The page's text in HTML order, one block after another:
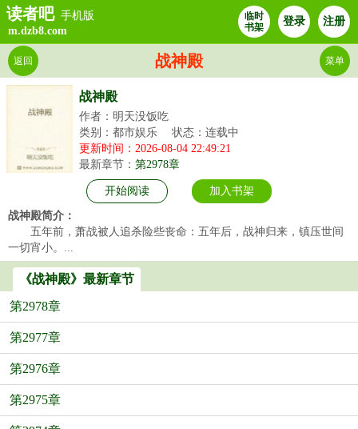
读者吧 手机版
m.dzb8.com
临时
书架
登录 注册
战神殿
返回 菜单
战神殿
作者：明天没饭吃
类别：都市娱乐
状态：连载中
更新时间：2026-08-04 22:49:21
最新章节： 第2978章
开始阅读 加入书架
战神殿简介：
五年前，萧战被人追杀险些丧命：五年后，战神归来，镇压世间
一切宵小。...
《战神殿》最新章节
第2978章
第2977章
第2976章
第2975章